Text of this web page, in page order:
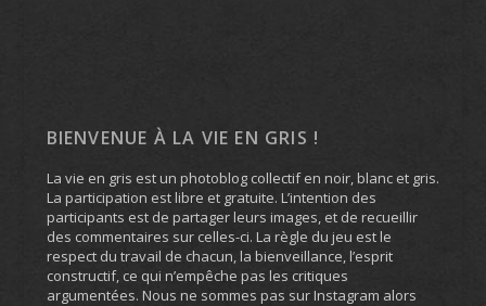
BIENVENUE À LA VIE EN GRIS !
La vie en gris est un photoblog collectif en noir, blanc et gris.
La participation est libre et gratuite. L’intention des
participants est de partager leurs images, et de recueillir
des commentaires sur celles-ci. La règle du jeu est le
respect du travail de chacun, la bienveillance, l’esprit
constructif, ce qui n’empêche pas les critiques
argumentées. Nous ne sommes pas sur Instagram alors